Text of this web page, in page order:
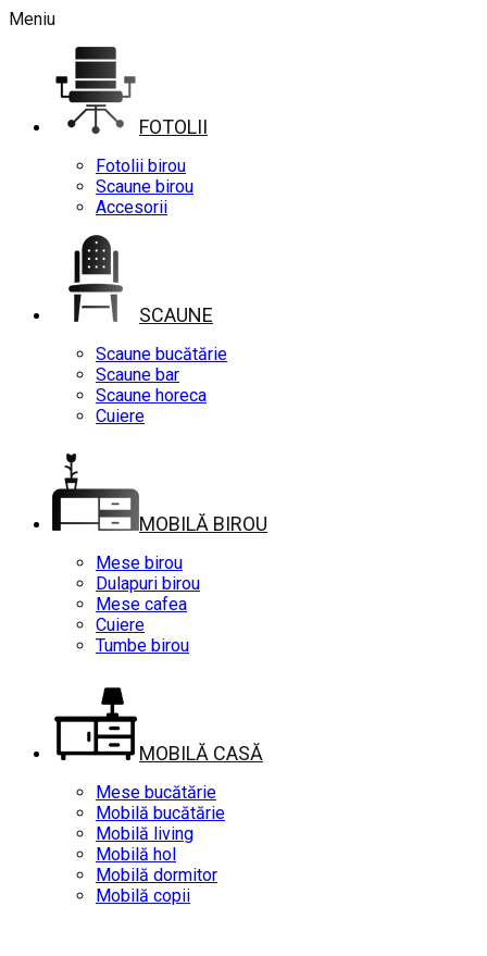
Meniu
FOTOLII
Fotolii birou
Scaune birou
Accesorii
SCAUNE
Scaune bucătărie
Scaune bar
Scaune horeca
Cuiere
MOBILĂ BIROU
Mese birou
Dulapuri birou
Mese cafea
Cuiere
Tumbe birou
MOBILĂ CASĂ
Mese bucătărie
Mobilă bucătărie
Mobilă living
Mobilă hol
Mobilă dormitor
Mobilă copii